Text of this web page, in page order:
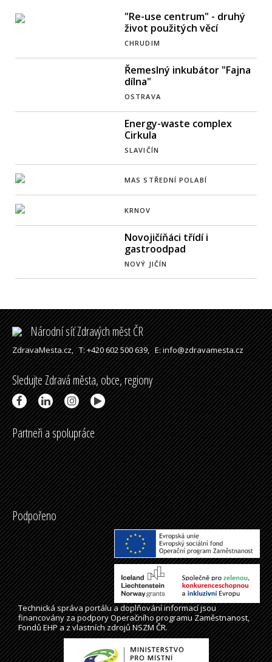
"Re-use centrum" - druhý
život použitých věcí
CHRUDIM
Řemeslný inkubátor "Fajna
dílna"
OSTRAVA
Energy-waste complex
Cirkula
SLAVIČÍN
MAS STŘEDNÍ POLABÍ
KRNOV
Novojičíňáci třídí i
gastroodpad
NOVÝ JIČÍN
Národní síť Zdravých měst ČR
ZdravaMesta.cz,T: +420 602 500 639,E: info@zdravamesta.cz
Sledujte Zdravá města, obce, regiony
Partneři a spolupráce
Podpořeno
Technická správaportálua doplňování informací jsou
financovány za podpory Operačního programu Zaměstnanost,
Fondů EHP a z vlastních zdrojů NSZM ČR.